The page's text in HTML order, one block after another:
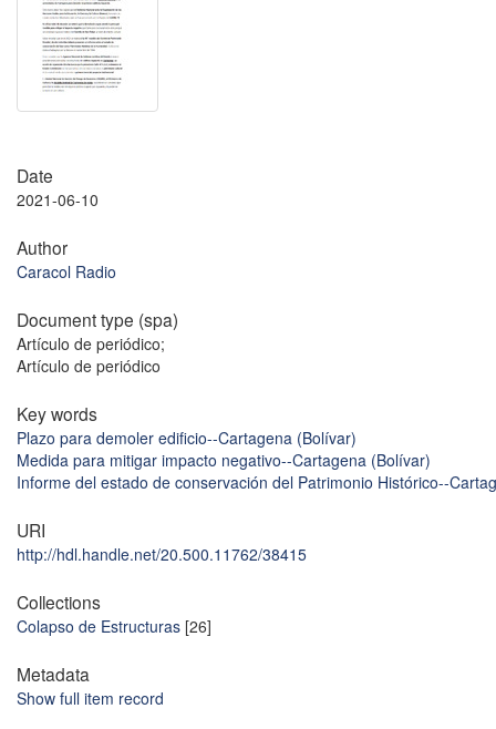
Date
2021-06-10
Author
Caracol Radio
Document type (spa)
Artículo de periódico;
Artículo de periódico
Key words
Plazo para demoler edificio--Cartagena (Bolívar)
Medida para mitigar impacto negativo--Cartagena (Bolívar)
Informe del estado de conservación del Patrimonio Histórico--
URI
http://hdl.handle.net/20.500.11762/38415
Collections
Colapso de Estructuras [26]
Metadata
Show full item record